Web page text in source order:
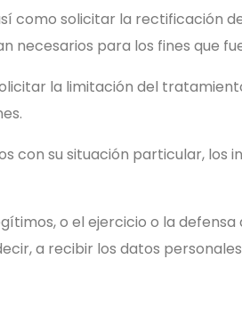
como solicitar la rectificación
necesarios para los fines que
la limitación del
con su situación particular,
o el ejercicio o la
a recibir los datos